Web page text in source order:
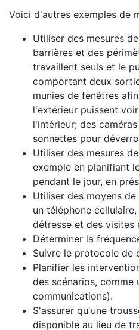
Voici d'autres exemples de
Utiliser des mesures
barrières et des
travaillent seuls et le
comportant deux
munies de fenêtres
l'extérieur puissent
l'intérieur; des
sonnettes pour
Utiliser des mesures
exemple en planifiant
pendant le jour, en
Utiliser des moyens
un téléphone
détresse et des visites
Déterminer la
Suivre le protocole de
Planifier les
des scénarios, comme
communications).
S'assurer qu'une
disponible au lieu de